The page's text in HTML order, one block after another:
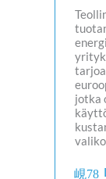
jotka